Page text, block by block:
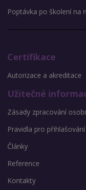
Poptávka po školení na
Certifikace
Autorizace a akreditace
Užitečné
Zásady zpracování
Pravidla pro
Články
Reference
Kontakty